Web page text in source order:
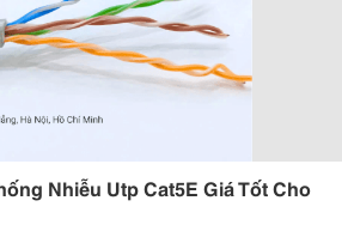
Nhiễu Utp Cat5E Giá Tốt Cho